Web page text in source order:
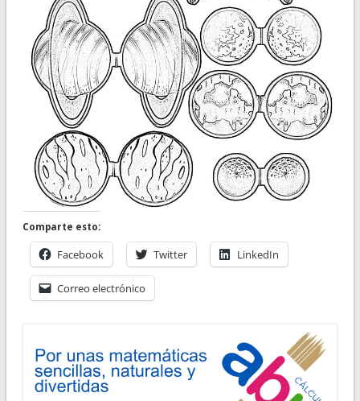
Comparte esto:
Facebook Twitter LinkedIn
Correo electrónico